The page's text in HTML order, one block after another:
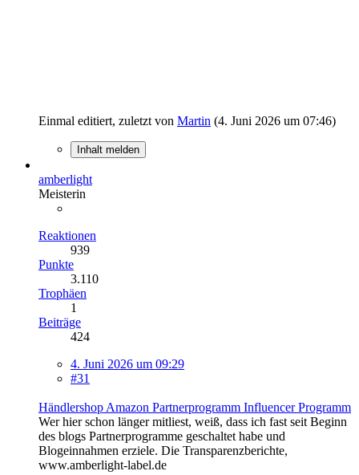
Einmal editiert, zuletzt von Martin (4. Juni 2026 um 07:46)
Inhalt melden
amberlight
Meisterin
Reaktionen
939
Punkte
3.110
Trophäen
1
Beiträge
424
4. Juni 2026 um 09:29
#31
Händlershop Amazon Partnerprogramm Influencer Programm
Wer hier schon länger mitliest, weiß, dass ich fast seit Beginn
des blogs Partnerprogramme geschaltet habe und
Blogeinnahmen erziele. Die Transparenzberichte,
www.amberlight-label.de